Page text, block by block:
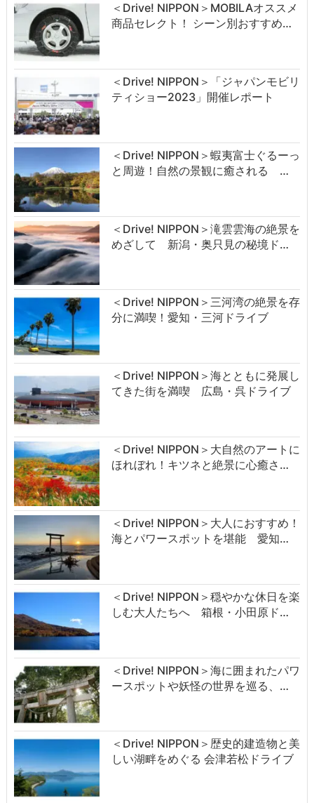
＜Drive! NIPPON＞MOBILAオススメ
商品セレクト！ シーン別おすすめ…
＜Drive! NIPPON＞「ジャパンモビリ
ティショー2023」開催レポート
＜Drive! NIPPON＞蝦夷富士ぐるーっ
と周遊！自然の景観に癒される …
＜Drive! NIPPON＞滝雲雲海の絶景を
めざして 新潟・奥只見の秘境ド…
＜Drive! NIPPON＞三河湾の絶景を存
分に満喫！愛知・三河ドライブ
＜Drive! NIPPON＞海とともに発展し
てきた街を満喫 広島・呉ドライブ
＜Drive! NIPPON＞大自然のアートに
ほれぼれ！キツネと絶景に心癒さ…
＜Drive! NIPPON＞大人におすすめ！
海とパワースポットを堪能 愛知…
＜Drive! NIPPON＞穏やかな休日を楽
しむ大人たちへ 箱根・小田原ド…
＜Drive! NIPPON＞海に囲まれたパワ
ースポットや妖怪の世界を巡る、…
＜Drive! NIPPON＞歴史的建造物と美
しい湖畔をめぐる 会津若松ドライブ